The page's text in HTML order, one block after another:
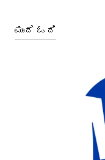
ಮುಂದೆ ಓದಿ